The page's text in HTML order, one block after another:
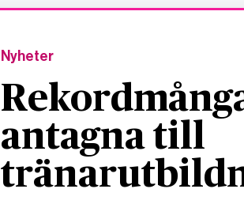
Nyheter
antagna till